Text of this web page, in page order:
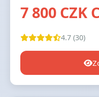
7 800 CZK
4.7 (30)